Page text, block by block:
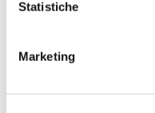
Statistiche
Marketing
Altre